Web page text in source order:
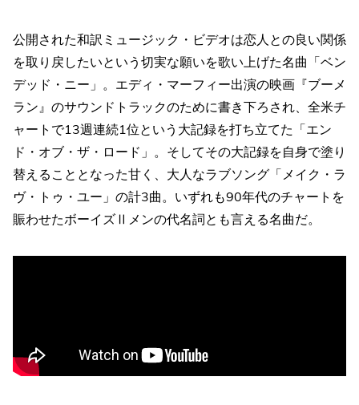
公開された和訳ミュージック・ビデオは恋人との良い関係
を取り戻したいという切実な願いを歌い上げた名曲「ベン
デッド・ニー」。エディ・マーフィー出演の映画『ブーメ
ラン』のサウンドトラックのために書き下ろされ、全米チ
ャートで13週連続1位という大記録を打ち立てた「エン
ド・オブ・ザ・ロード」。そしてその大記録を自身で塗り
替えることとなった甘く、大人なラブソング「メイク・ラ
ヴ・トゥ・ユー」の計3曲。いずれも90年代のチャートを
賑わせたボーイズⅡメンの代名詞とも言える名曲だ。